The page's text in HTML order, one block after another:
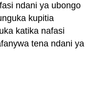
ndani ya ubongo
kupitia
katika nafasi
tena ndani ya